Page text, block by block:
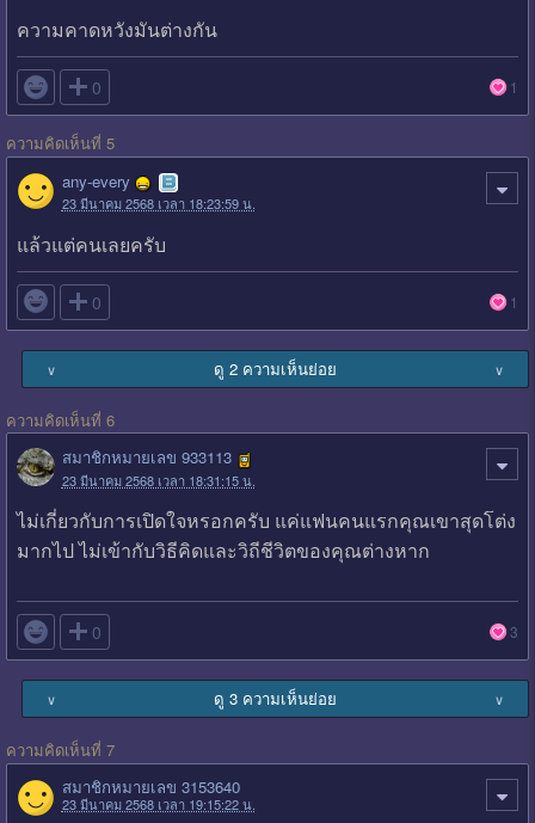
ความคาดหวังมันต่างกัน
 0 1
ความคิดเห็นที่ 5
any-every
23 มีนาคม 2568 เวลา 18:23:59 น.
แล้วแต่คนเลยครับ
 0 1
∨ ดู 2 ความเห็นย่อย ∨
ความคิดเห็นที่ 6
สมาชิกหมายเลข 933113
23 มีนาคม 2568 เวลา 18:31:15 น.
ไม่เกี่ยวกับการเปิดใจหรอกครับ แค่แฟนคนแรกคุณเขาสุดโต่ง
มากไป ไม่เข้ากับวิธีคิดและวิถีชีวิตของคุณต่างหาก
 0 3
∨ ดู 3 ความเห็นย่อย ∨
ความคิดเห็นที่ 7
สมาชิกหมายเลข 3153640
23 มีนาคม 2568 เวลา 19:15:22 น.